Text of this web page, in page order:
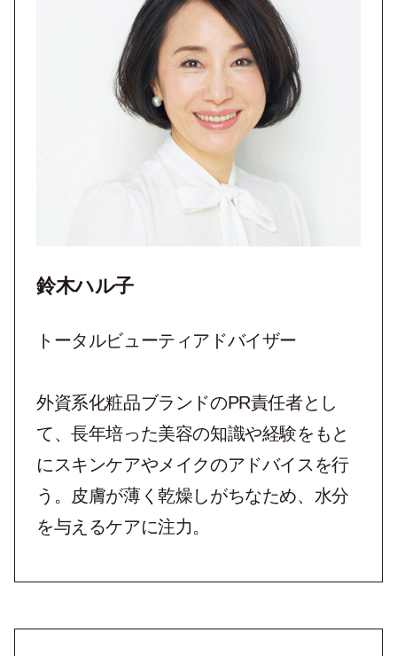
鈴木ハル子
トータルビューティアドバイザー
外資系化粧品ブランドのPR責任者とし
て、長年培った美容の知識や経験をもと
にスキンケアやメイクのアドバイスを行
う。皮膚が薄く乾燥しがちなため、水分
を与えるケアに注力。